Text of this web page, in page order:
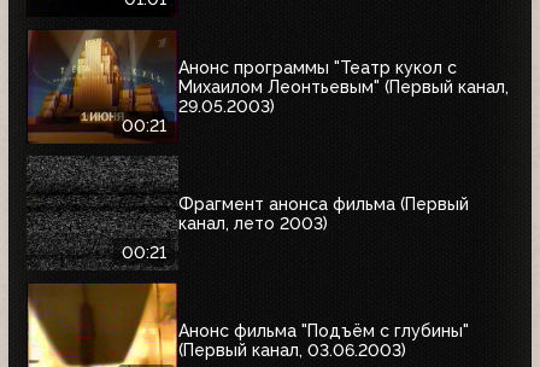
00:21
Анонс программы "Театр кукол с
Михаилом Леонтьевым" (Первый канал,
29.05.2003)
00:21
Фрагмент анонса фильма (Первый
канал, лето 2003)
Анонс фильма "Подъём с глубины"
(Первый канал, 03.06.2003)